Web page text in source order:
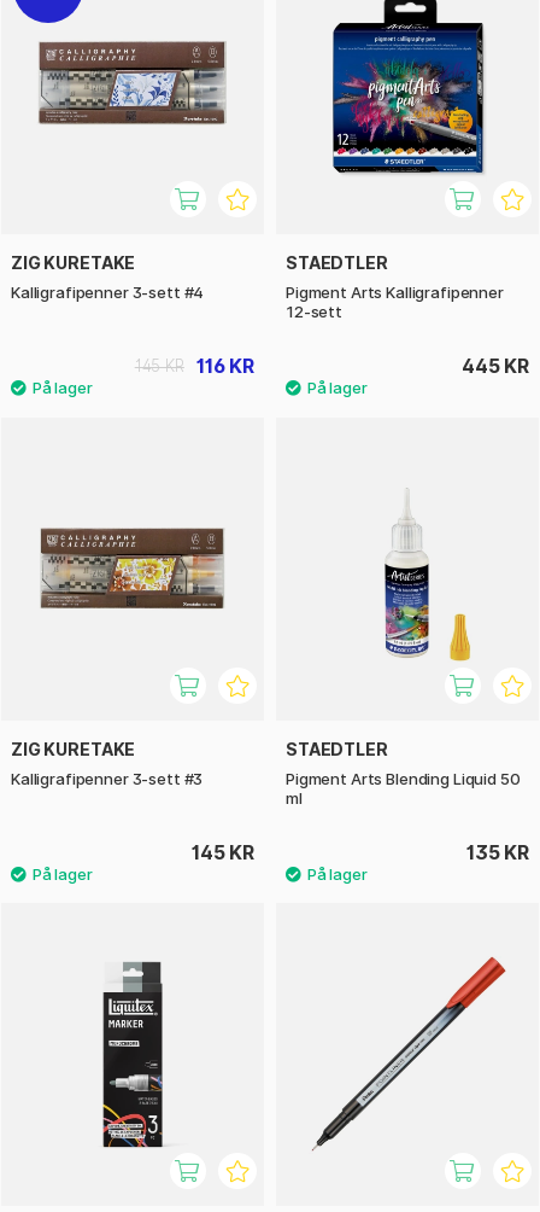
ZIG KURETAKE
Kalligrafipenner 3-sett #4
116 KR
145 KR
STAEDTLER
Pigment Arts Kalligrafipenner
12-sett
445 KR
ZIG KURETAKE
Kalligrafipenner 3-sett #3
145 KR
STAEDTLER
Pigment Arts Blending Liquid 50
ml
135 KR